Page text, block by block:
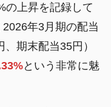
の上昇を記録して
年3月期の配当
期末配当35円）
という非常に魅